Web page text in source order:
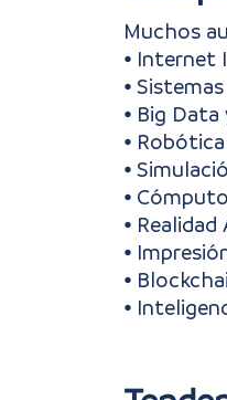
Muchos
⦁ Internet
⦁
⦁ Big
⦁
⦁
⦁
⦁
⦁
⦁
⦁